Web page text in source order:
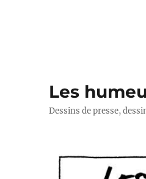
Les
Dessins de presse,